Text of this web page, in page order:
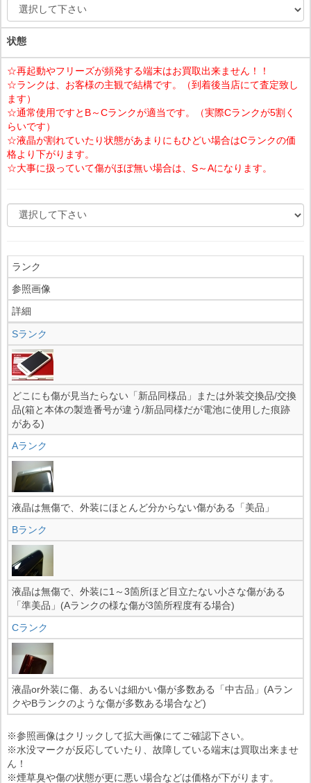
状態
☆再起動やフリーズが頻発する端末はお買取出来ません！！
☆ランクは、お客様の主観で結構です。（到着後当店にて査定致し
ます）
☆通常使用ですとB～Cランクが適当です。（実際Cランクが5割く
らいです）
☆液晶が割れていたり状態があまりにもひどい場合はCランクの価
格より下がります。
☆大事に扱っていて傷がほぼ無い場合は、S～Aになります。
ランク
参照画像
詳細
Sランク
どこにも傷が見当たらない「新品同様品」または外装交換品/交換
品(箱と本体の製造番号が違う/新品同様だが電池に使用した痕跡
がある)
Aランク
液晶は無傷で、外装にほとんど分からない傷がある「美品」
Bランク
液晶は無傷で、外装に1～3箇所ほど目立たない小さな傷がある
「準美品」(Aランクの様な傷が3箇所程度有る場合)
Cランク
液晶or外装に傷、あるいは細かい傷が多数ある「中古品」(Aラン
クやBランクのような傷が多数ある場合など)
※参照画像はクリックして拡大画像にてご確認下さい。
※水没マークが反応していたり、故障している端末は買取出来ませ
ん！
※煙草臭や傷の状態が更に悪い場合などは価格が下がります。